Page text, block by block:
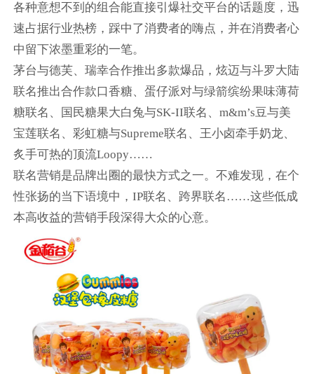
各种意想不到的组合能直接引爆社交平台的话题度，迅
速占据行业热榜，踩中了消费者的嗨点，并在消费者心
中留下浓墨重彩的一笔。
茅台与德芙、瑞幸合作推出多款爆品，炫迈与斗罗大陆
联名推出合作款口香糖、蛋仔派对与绿箭缤纷果味薄荷
糖联名、国民糖果大白兔与SK-II联名、m&m’s豆与美
宝莲联名、彩虹糖与Supreme联名、王小卤牵手奶龙、
炙手可热的顶流Loopy……
联名营销是品牌出圈的最快方式之一。不难发现，在个
性张扬的当下语境中，IP联名、跨界联名……这些低成
本高收益的营销手段深得大众的心意。